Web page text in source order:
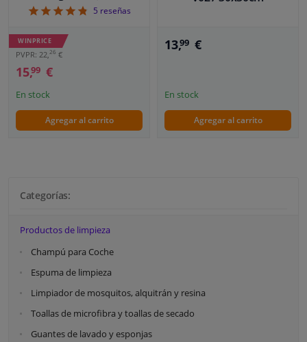
Categorías:
Productos de limpieza
Champú para Coche
Espuma de limpieza
Limpiador de mosquitos, alquitrán y resina
Toallas de microfibra y toallas de secado
Guantes de lavado y esponjas
4.8
5 reseñas
WINPRICE
PVPR: 22, 26 €
15,99 €
En stock
Agregar al carrito
13,99 €
En stock
Agregar al carrito